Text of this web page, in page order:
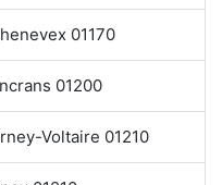
01170
01200
Voltaire 01210